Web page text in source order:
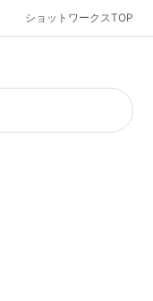
ショットワークスTOP